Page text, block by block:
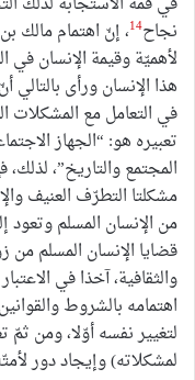
نجاح14، إنّ اهتمام مالك
لأهميّة وقيمة الإنسان في
هذا الإنسان ورأى بالتالي
في التعامل مع المشكلات
تعبيره هو: “الجهاز
المجتمع والتاريخ”،
مشكلتا التطرّف العنيف
من الإنسان المسلم
قضايا الإنسان المسلم من
والثقافية، آخذا في
اهتمامه بالشروط
لتغيير نفسه أوّلا، ومن
لمشكلاته) وإيجاد دور